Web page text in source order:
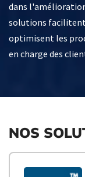
dans
solutions
optimisent les
en charge des
NOS